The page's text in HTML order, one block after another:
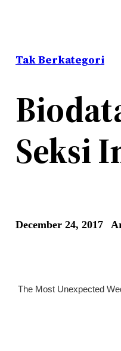
Tak Berkategori
Seksi
December 24, 2017